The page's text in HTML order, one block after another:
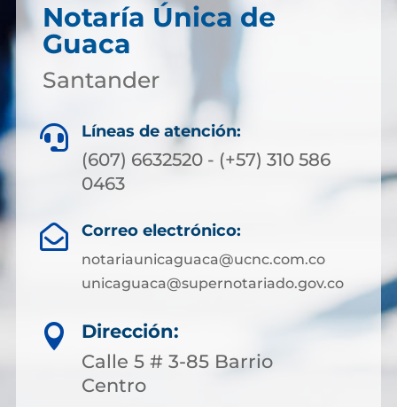
Notaría Única de
Guaca
Santander
 Líneas de atención:
(607) 6632520 - (+57) 310 586
0463
 Correo electrónico:
notariaunicaguaca@ucnc.com.co
unicaguaca@supernotariado.gov.co

Dirección:
Calle 5 # 3-85 Barrio
Centro